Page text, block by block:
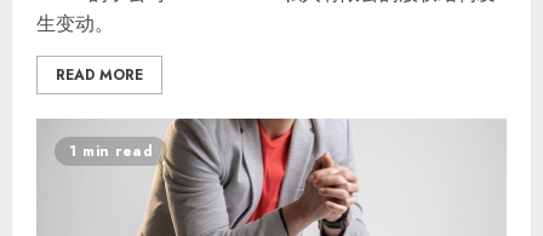
生变动。
READ MORE
1 min read